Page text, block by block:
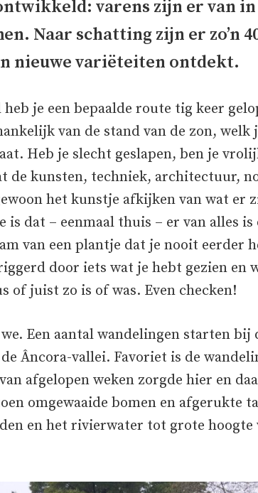
varens zijn er van
Naar schatting zijn er zo’n
nieuwe variëteiten ontdekt.
je een bepaalde route tig keer
van de stand van de zon, welk
Heb je slecht geslapen, ben je
de kunsten, techniek, architectuur,
het kunstje afkijken van wat er
dat – eenmaal thuis – er van alles is
van een plantje dat je nooit eerder
door iets wat je hebt gezien en
of juist zo is of was. Even checken!
Een aantal wandelingen starten bij
Âncora-vallei. Favoriet is de
afgelopen weken zorgde hier en
omgewaaide bomen en afgerukte
en het rivierwater tot grote hoogte